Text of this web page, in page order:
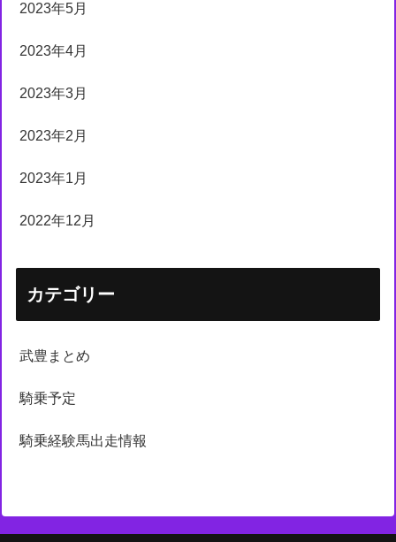
2023年5月
2023年4月
2023年3月
2023年2月
2023年1月
2022年12月
カテゴリー
武豊まとめ
騎乗予定
騎乗経験馬出走情報